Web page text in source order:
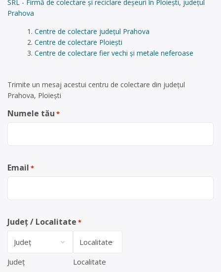
SRL - Firmă de colectare și reciclare deșeuri în Ploiești, județul
Prahova
Centre de colectare județul Prahova
Centre de colectare Ploiești
Centre de colectare fier vechi și metale neferoase
Trimite un mesaj acestui centru de colectare din județul
Prahova, Ploiești
Numele tău *
Email *
Județ / Localitate *
Județ Localitate